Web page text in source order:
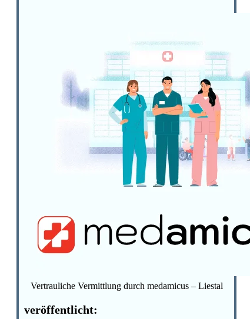
Vertrauliche Vermittlung durch medamicus – Liestal
veröffentlicht: